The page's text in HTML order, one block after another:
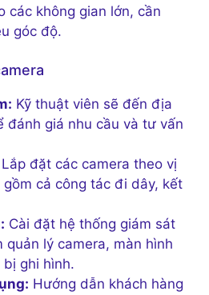
các không gian lớn, cần
góc độ.
Kỹ thuật viên sẽ đến địa
đánh giá nhu cầu và tư vấn
Lắp đặt các camera theo vị
cả công tác đi dây, kết
Cài đặt hệ thống giám sát
quản lý camera, màn hình
ghi hình.
Hướng dẫn khách hàng